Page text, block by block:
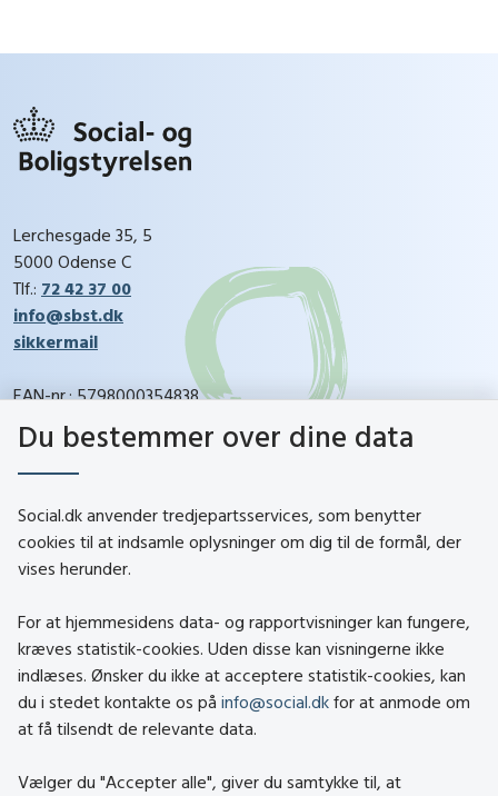
Lerchesgade 35, 5
5000 Odense C
Tlf.: 72 42 37 00
info@sbst.dk
sikkermail
EAN-nr.: 5798000354838
CVR-nr.: 26144698
Kontakt
About social.dk
Tilgængelighedserklæring
Om brugen af cookies
Du bestemmer over dine data
Social.dk anvender tredjepartsservices, som benytter
cookies til at indsamle oplysninger om dig til de formål, der
vises herunder.
For at hjemmesidens data- og rapportvisninger kan fungere,
kræves statistik-cookies. Uden disse kan visningerne ikke
indlæses. Ønsker du ikke at acceptere statistik-cookies, kan
du i stedet kontakte os på info@social.dk for at anmode om
at få tilsendt de relevante data.
Vælger du "Accepter alle", giver du samtykke til, at